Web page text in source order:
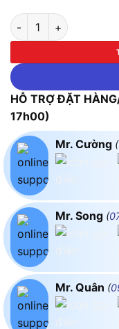
Biến Áp 1 Pha Tự
HỖ TRỢ ĐẶT
17h00)
Mr. Cường (
Mr. Song (
Mr. Quân (